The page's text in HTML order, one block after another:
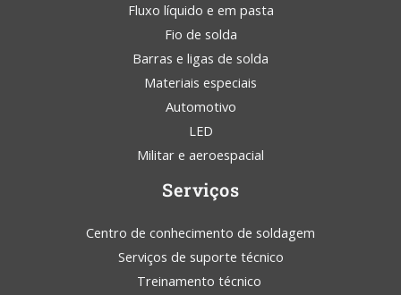
Fluxo líquido e em pasta
Fio de solda
Barras e ligas de solda
Materiais especiais
Automotivo
LED
Militar e aeroespacial
Serviços
Centro de conhecimento de soldagem
Serviços de suporte técnico
Treinamento técnico